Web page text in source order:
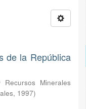
de la República
Minerales
, 1997)